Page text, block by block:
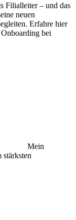
Filialleiter – und das
neuen
Erfahre hier
bei
Mein
stärksten